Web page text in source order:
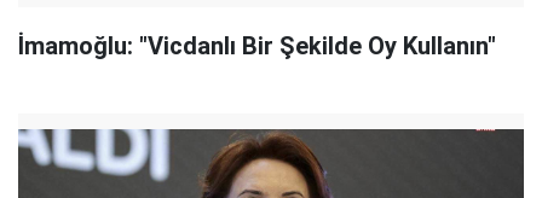
İmamoğlu: "Vicdanlı Bir Şekilde Oy Kullanın"